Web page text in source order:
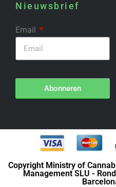
Nieuwsbrief
Email
Abonneren
Copyright Ministry of
Management SLU -